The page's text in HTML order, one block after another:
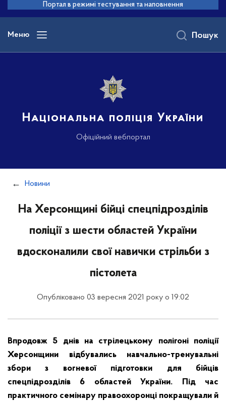
основного
вмісту
Портал в режимі тестування та наповнення
Меню
Національна поліція України
Офіційний вебпортал
Пошук
Новини
На Херсонщині бійці спецпідрозділів
поліції з шести областей України
вдосконалили свої навички стрільби з
пістолета
Опубліковано 03 вересня 2021 року о 19:02
Впродовж 5 днів на стрілецькому полігоні поліції
Херсонщини відбувались навчально-тренувальні
збори з вогневої підготовки для бійців
спецпідрозділів 6 областей України. Під час
практичного семінару правоохоронці покращували й